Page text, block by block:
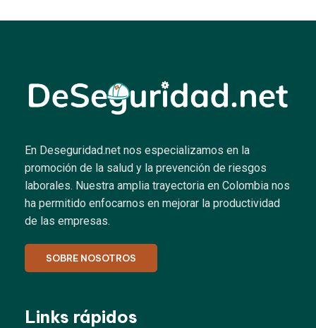
En Deseguridad.net nos especializamos en la
promoción de la salud y la prevención de riesgos
laborales. Nuestra amplia trayectoria en Colombia nos
ha permitido enfocarnos en mejorar la productividad
de las empresas.
SOBRE NOSOTROS
Links rápidos